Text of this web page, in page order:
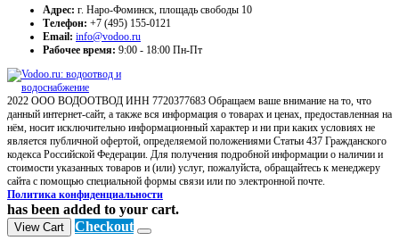
Адрес: г. Наро-Фоминск, площадь свободы 10
Телефон: +7 (495) 155-0121
Email: info@vodoo.ru
Рабочее время: 9:00 - 18:00 Пн-Пт
2022 ООО ВОДООТВОД ИНН 7720377683 Обращаем ваше внимание на то, что
данный интернет-сайт, а также вся информация о товарах и ценах, предоставленная на
нём, носит исключительно информационный характер и ни при каких условиях не
является публичной офертой, определяемой положениями Статьи 437 Гражданского
кодекса Российской Федерации. Для получения подробной информации о наличии и
стоимости указанных товаров и (или) услуг, пожалуйста, обращайтесь к менеджеру
сайта с помощью специальной формы связи или по электронной почте.
Политика конфиденциальности
has been added to your cart.
View Cart Checkout